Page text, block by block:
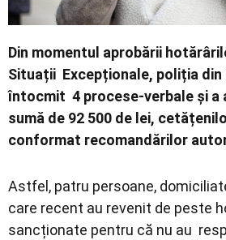
Din momentul aprobării
Situații Excepționale, poliția din
întocmit 4 procese-verbale și a
sumă de 92 500 de lei,
conformat recomandărilor
Astfel, patru persoane,
care recent au revenit de peste
sancționate pentru că nu au